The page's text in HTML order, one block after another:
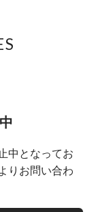
中となってお
りお問い合わ